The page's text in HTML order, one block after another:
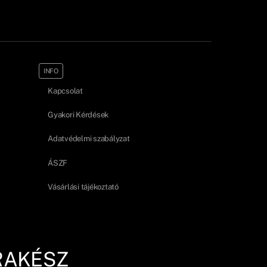
INFO
Kapcsolat
Gyakori Kérdések
Adatvédelmi szabályzat
ÁSZF
Vásárlási tájékoztató